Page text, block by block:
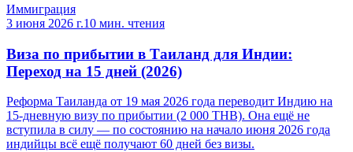
Иммиграция
3 июня 2026 г.10 мин. чтения
Виза по прибытии в Таиланд для Индии:
Переход на 15 дней (2026)
Реформа Таиланда от 19 мая 2026 года переводит Индию на
15-дневную визу по прибытии (2 000 THB). Она ещё не
вступила в силу — по состоянию на начало июня 2026 года
индийцы всё ещё получают 60 дней без визы.